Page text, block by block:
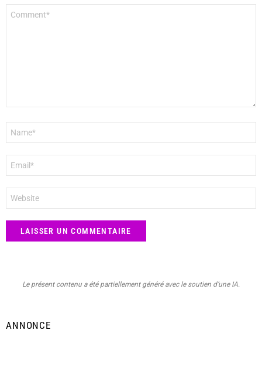
mail
*
web
Le présent contenu a été partiellement généré avec le soutien d’une IA.
ANNONCE